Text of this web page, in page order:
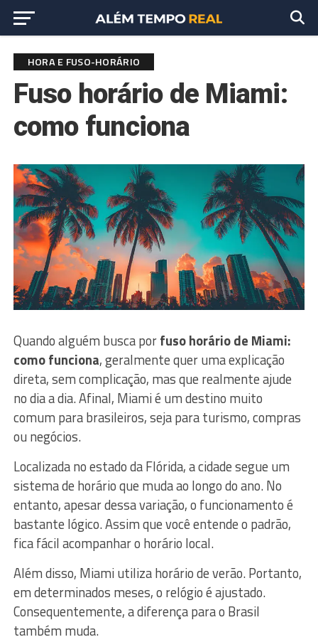
HORA E FUSO-HORÁRIO
Fuso horário de Miami:
como funciona
Quando alguém busca porfuso horário de Miami:
como funciona, geralmente quer uma explicação
direta, sem complicação, mas que realmente ajude
no dia a dia. Afinal, Miami é um destino muito
comum para brasileiros, seja para turismo, compras
ou negócios.
Localizada no estado da Flórida, a cidade segue um
sistema de horário que muda ao longo do ano. No
entanto, apesar dessa variação, o funcionamento é
bastante lógico. Assim que você entende o padrão,
fica fácil acompanhar o horário local.
Além disso, Miami utiliza horário de verão. Portanto,
em determinados meses, o relógio é ajustado.
Consequentemente, a diferença para o Brasil
também muda.